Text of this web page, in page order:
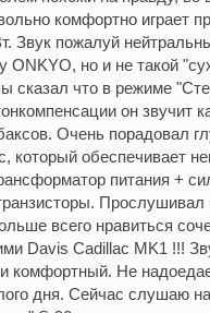
комфортно играет
Звук пожалуй
ONKYO, но и не такой
сказал что в режиме
он звучит
Очень порадовал
который обеспечивает
питания +
Прослушивал
всего нравиться
Davis Cadillac MK1 !!!
комфортный. Не
дня. Сейчас слушаю на